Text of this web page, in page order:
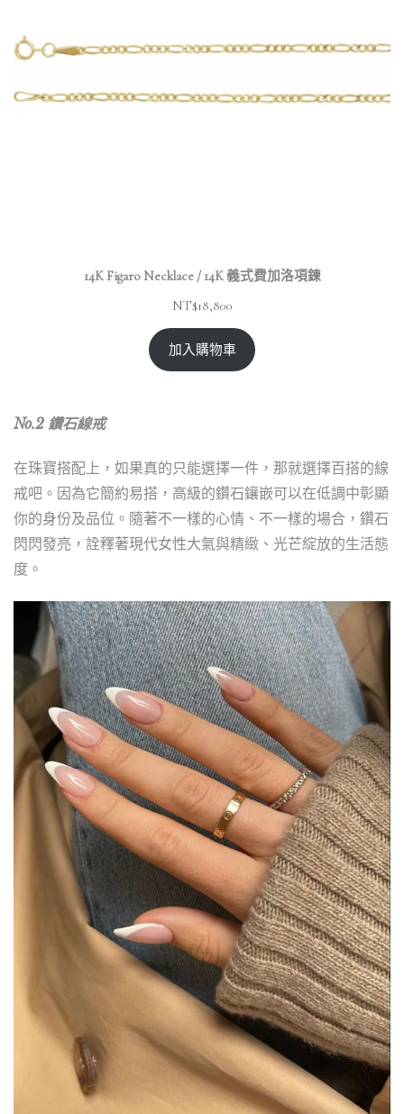
14K Figaro Necklace / 14K 義式費加洛項鍊
NT$18,800
加入購物車
No.2 鑽石線戒
在珠寶搭配上，如果真的只能選擇一件，那就選擇百搭的線
戒吧。因為它簡約易搭，高級的鑽石鑲嵌可以在低調中彰顯
你的身份及品位。隨著不一樣的心情、不一樣的場合，鑽石
閃閃發亮，詮釋著現代女性大氣與精緻、光芒綻放的生活態
度。